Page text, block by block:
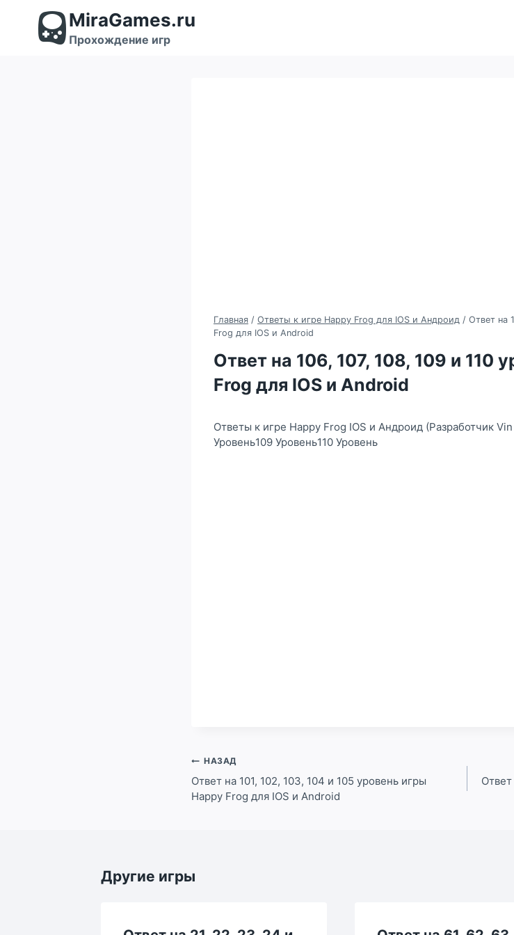
содержимому
MiraGames.ru
Прохождение игр
Главная / Ответы к игре Happy Frog для IOS и Андроид / Ответ на
Frog для IOS и Android
Ответ на 106, 107, 108, 109 и 110
Frog для IOS и Android
Ответы к игре Happy Frog IOS и Андроид (Разработчик
Уровень109 Уровень110 Уровень
Навигация
по
записям
НАЗАД
Ответ на 101, 102, 103, 104 и 105 уровень игры
Happy Frog для IOS и Android
Ответ
Другие игры